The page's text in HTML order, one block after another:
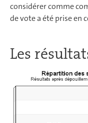
considérer comme
de vote a été prise en
Les